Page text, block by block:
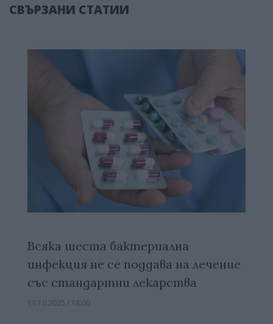
СВЪРЗАНИ СТАТИИ
Всяка шеста бактериална
инфекция не се поддава на лечение
със стандартни лекарства
13.10.2025 / 18:00